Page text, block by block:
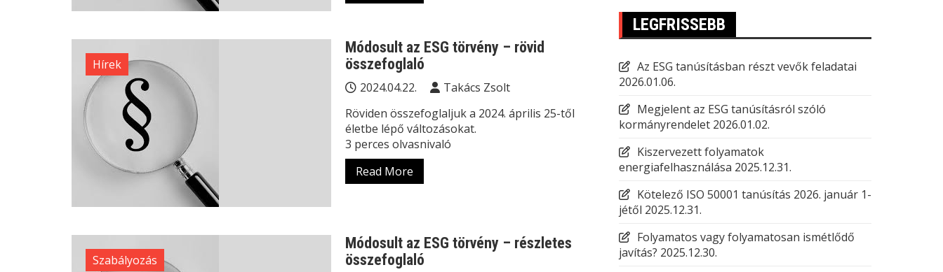
Hírek
Módosult az ESG törvény – rövid
összefoglaló
2024.04.22.
Takács Zsolt
Röviden összefoglaljuk a 2024. április 25-től
életbe lépő változásokat.
3 perces olvasnivaló
Read More
Szabályozás
Módosult az ESG törvény – részletes
összefoglaló
LEGFRISSEBB
Az ESG tanúsításban részt vevők feladatai
2026.01.06.
Megjelent az ESG tanúsításról szóló
kormányrendelet 2026.01.02.
Kiszervezett folyamatok
energiafelhasználása 2025.12.31.
Kötelező ISO 50001 tanúsítás 2026. január 1-
jétől 2025.12.31.
Folyamatos vagy folyamatosan ismétlődő
javítás? 2025.12.30.